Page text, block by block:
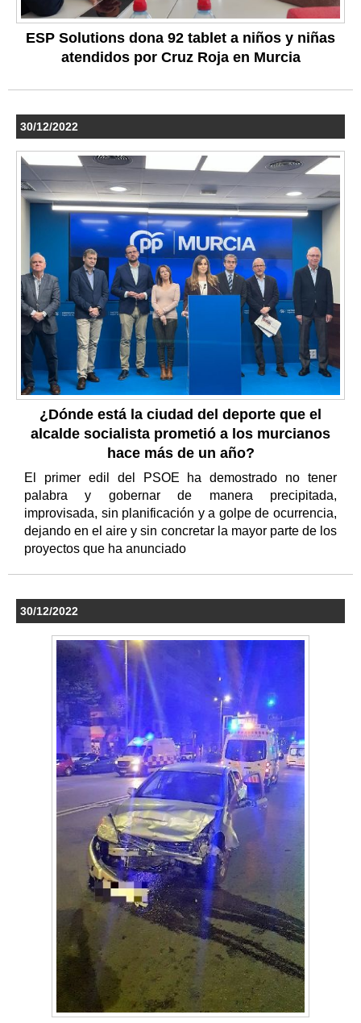
ESP Solutions dona 92 tablet a niños y niñas
atendidos por Cruz Roja en Murcia
30/12/2022
¿Dónde está la ciudad del deporte que el
alcalde socialista prometió a los murcianos
hace más de un año?
El primer edil del PSOE ha demostrado no tener
palabra y gobernar de manera precipitada,
improvisada, sin planificación y a golpe de ocurrencia,
dejando en el aire y sin concretar la mayor parte de los
proyectos que ha anunciado
30/12/2022